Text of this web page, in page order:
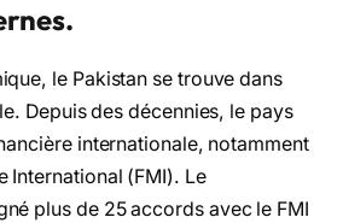
le Pakistan se trouve dans
Depuis des décennies, le pays
internationale, notamment
International (FMI). Le
plus de 25 accords avec le FMI